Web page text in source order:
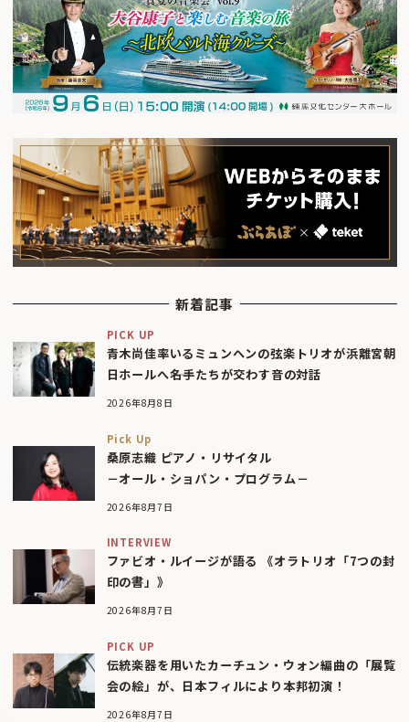
新着記事
PICK UP
青木尚佳率いるミュンヘンの弦楽トリオが浜離宮朝
日ホールへ――名手たちが交わす音の対話
2026年8月8日
Pick Up
桑原志織 ピアノ・リサイタル
－オール・ショパン・プログラム－
2026年8月7日
INTERVIEW
ファビオ・ルイージが語る 《オラトリオ「7つの封
印の書」》
2026年8月7日
PICK UP
伝統楽器を用いたカーチュン・ウォン編曲の「展覧
会の絵」が、日本フィルにより本邦初演！
2026年8月7日